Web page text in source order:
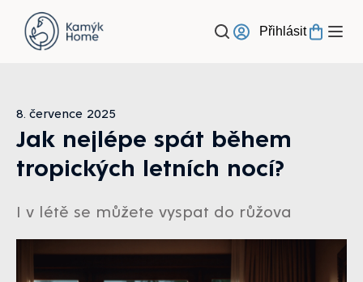
obsah
Přihlásit
8. července 2025
Jak nejlépe spát během
tropických letních nocí?
I v létě se můžete vyspat do růžova